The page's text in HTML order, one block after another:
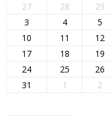
27 28 29
3
4 5
10
11 12
17
18 19
24
25 26
31
1 2